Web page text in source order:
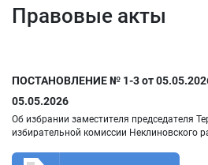
Правовые акты
ПОСТАНОВЛЕНИЕ № 1-3 от
05.05.2026
Об избрании заместителя председателя
избирательной комиссии Неклиновского